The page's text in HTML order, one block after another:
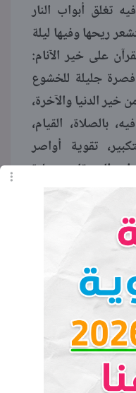
تغلق أبواب النار
ريحها وفيها ليلة
على خير الآنام:
جليلة للخشوع
خير الدنيا والآخرة،
بالصلاة، القيام،
تقوية أواصر
الصدقات، صلاة
قراءة القرآن،
شهر رمضان وقد
للأطفال
كلمة عن شهر
النبوي